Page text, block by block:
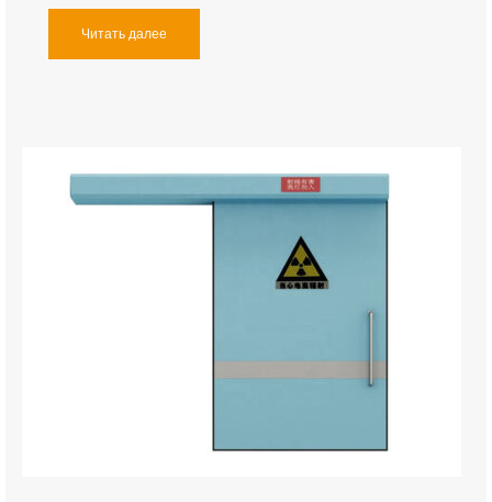
Читать далее